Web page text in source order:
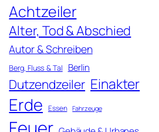
Achtzeiler
Alter, Tod & Abschied
Autor & Schreiben
Berg, Fluss & Tal Berlin
Dutzendzeiler Einakter
Erde Essen Fahrzeuge